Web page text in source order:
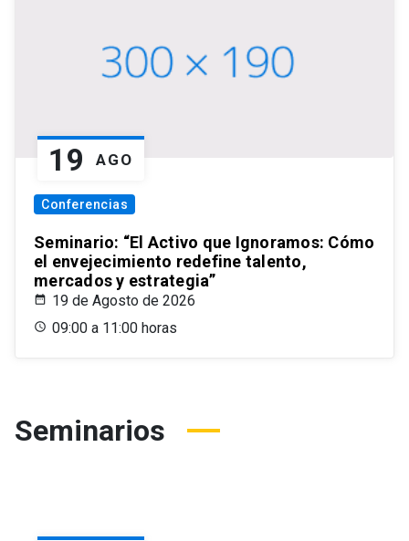
19 AGO
Conferencias
Seminario: “El Activo que Ignoramos: Cómo
el envejecimiento redefine talento,
mercados y estrategia”
19 de Agosto de 2026
09:00 a 11:00 horas
Seminarios